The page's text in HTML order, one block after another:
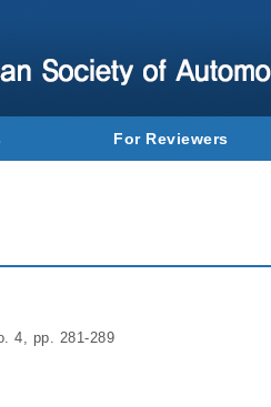
For Reviewers
4, pp. 281-289